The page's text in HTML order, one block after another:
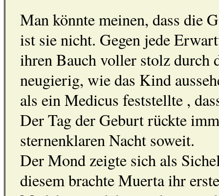
Man könnte meinen, dass die
ist sie nicht. Gegen jede
ihren Bauch voller stolz durch
neugierig, wie das Kind
als ein Medicus feststellte ,
Der Tag der Geburt rückte
sternenklaren Nacht soweit.
Der Mond zeigte sich als
diesem brachte Muerta ihr